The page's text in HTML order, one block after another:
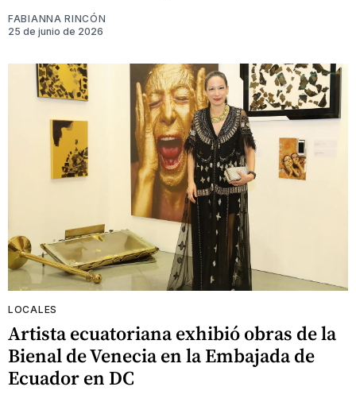
FABIANNA RINCÓN
25 de junio de 2026
LOCALES
Artista ecuatoriana exhibió obras de la
Bienal de Venecia en la Embajada de
Ecuador en DC